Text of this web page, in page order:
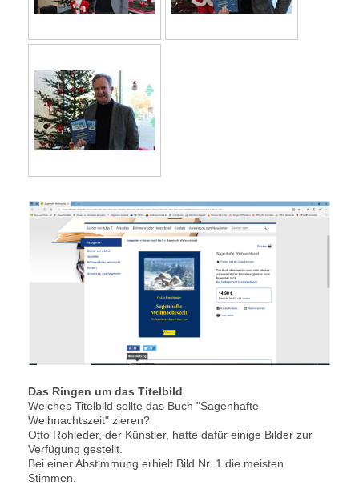
Das Ringen um das Titelbild
Welches Titelbild sollte das Buch "Sagenhafte
Weihnachtszeit" zieren?
Otto Rohleder, der Künstler, hatte dafür einige Bilder zur
Verfügung gestellt.
Bei einer Abstimmung erhielt Bild Nr. 1 die meisten
Stimmen.